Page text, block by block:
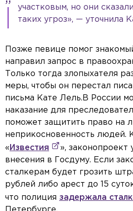
участковым, но они
таких угроз», — уточнила
Позже певице помог
направил запрос в
Только тогда злопыхателя
меры, чтобы он перестал
письма Кате Лель.В России
наказание для
поможет защитить право на
неприкосновенность людей.
« Известия
», законопроект
внесения в Госдуму. Если
сталкерам будет грозить
рублей либо арест до 15
что полиция задержала